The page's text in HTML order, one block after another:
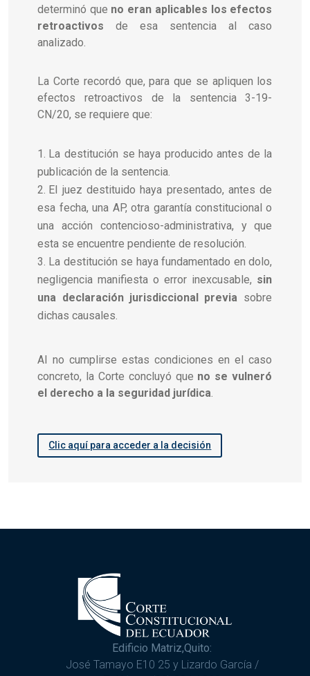
determinó que no eran aplicables los efectos
retroactivos de esa sentencia al caso
analizado.
La Corte recordó que, para que se apliquen los
efectos retroactivos de la sentencia 3-19-
CN/20, se requiere que:
La destitución se haya producido antes de la
publicación de la sentencia.
El juez destituido haya presentado, antes de
esa fecha, una AP, otra garantía constitucional o
una acción contencioso-administrativa, y que
esta se encuentre pendiente de resolución.
La destitución se haya fundamentado en dolo,
negligencia manifiesta o error inexcusable, sin
una declaración jurisdiccional previa sobre
dichas causales.
Al no cumplirse estas condiciones en el caso
concreto, la Corte concluyó que no se vulneró
el derecho a la seguridad jurídica.
Clic aquí para acceder a la decisión
Edificio Matriz,Quito:
José Tamayo E10 25 y Lizardo García /